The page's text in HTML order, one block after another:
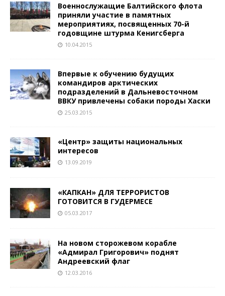
Военнослужащие Балтийского флота
приняли участие в памятных
мероприятиях, посвященных 70-й
годовщине штурма Кенигсберга
10.04.2015
Впервые к обучению будущих
командиров арктических
подразделений в Дальневосточном
ВВКУ привлечены собаки породы Хаски
25.03.2015
«Центр» защиты национальных
интересов
13.09.2019
«КАПКАН» ДЛЯ ТЕРРОРИСТОВ
ГОТОВИТСЯ В ГУДЕРМЕСЕ
05.03.2017
На новом сторожевом корабле
«Адмирал Григорович» поднят
Андреевский флаг
12.03.2016